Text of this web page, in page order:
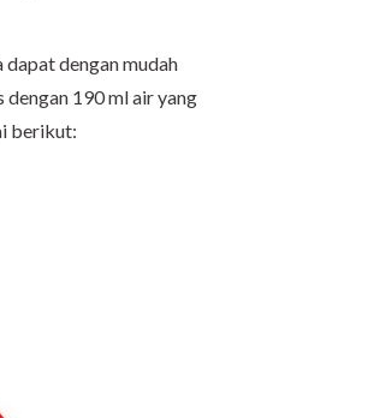
dapat dengan mudah
190 ml air yang
berikut: